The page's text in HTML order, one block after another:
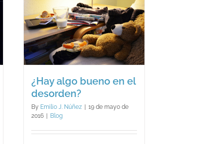
¿Hay algo bueno en el
desorden?
By Emilio J. Núñez
19 de mayo de
2016
Blog